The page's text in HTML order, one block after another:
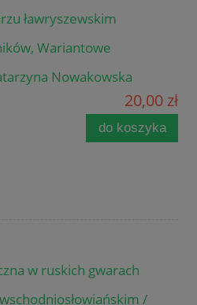
ławryszewskim
Wariantowe
Nowakowska
20,00 zł
do koszyka
w ruskich gwarach
/